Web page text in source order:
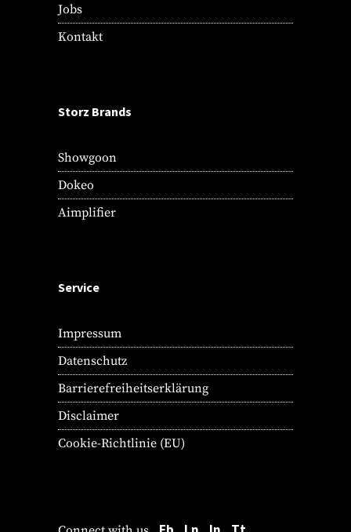
Jobs
Kontakt
Storz Brands
Showgoon
Dokeo
Aimplifier
Service
Impressum
Datenschutz
Barrierefreiheitserklärung
Disclaimer
Cookie-Richtlinie (EU)